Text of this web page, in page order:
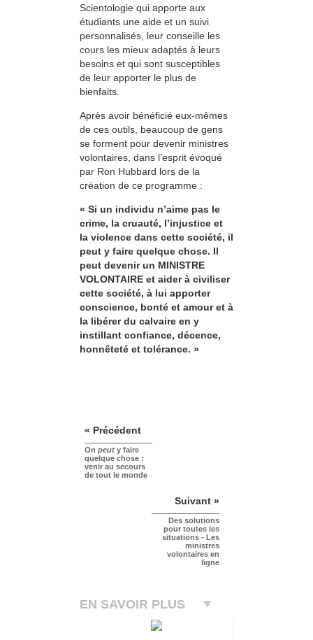
Scientologie qui apporte aux
étudiants une aide et un suivi
personnalisés, leur conseille les
cours les mieux adaptés à leurs
besoins et qui sont susceptibles
de leur apporter le plus de
bienfaits.
Après avoir bénéficié eux-mêmes
de ces outils, beaucoup de gens
se forment pour devenir ministres
volontaires, dans l’esprit évoqué
par Ron Hubbard lors de la
création de ce programme :
« Si un individu n’aime pas le
crime, la cruauté, l’injustice et
la violence dans cette société, il
peut y faire quelque chose. Il
peut devenir un MINISTRE
VOLONTAIRE et aider à civiliser
cette société, à lui apporter
conscience, bonté et amour et à
la libérer du calvaire en y
instillant confiance, décence,
honnêteté et tolérance. »
« Précédent
On peut y faire
quelque chose :
venir au secours
de tout le monde
Suivant »
Des solutions
pour toutes les
situations - Les
ministres
volontaires en
ligne
EN SAVOIR PLUS